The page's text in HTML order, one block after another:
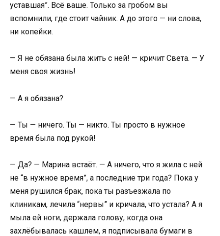
уставшая”. Всё ваше. Только за гробом вы
вспомнили, где стоит чайник. А до этого — ни слова,
ни копейки.
— Я не обязана была жить с ней! — кричит Света. — У
меня своя жизнь!
— А я обязана?
— Ты — ничего. Ты — никто. Ты просто в нужное
время была под рукой!
— Да? — Марина встаёт. — А ничего, что я жила с ней
не “в нужное время”, а последние три года? Пока у
меня рушился брак, пока ты разъезжала по
клиникам, лечила “нервы” и кричала, что устала? А я
мыла ей ноги, держала голову, когда она
захлёбывалась кашлем, я подписывала бумаги в